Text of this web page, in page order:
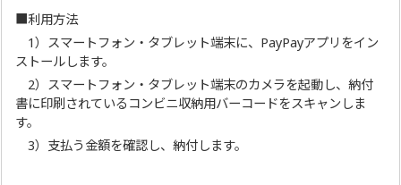
■利用方法
1）スマートフォン・タブレット端末に、PayPayアプリをイン
ストールします。
2）スマートフォン・タブレット端末のカメラを起動し、納付
書に印刷されているコンビニ収納用バーコードをスキャンしま
す。
3）支払う金額を確認し、納付します。